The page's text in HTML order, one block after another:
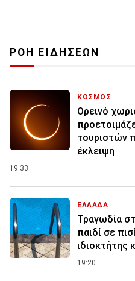
ΡΟΗ ΕΙΔΗΣΕΩΝ
ΚΟΣΜΟΣ
Ορεινό
τουριστών
έκλειψη
19:33
ΕΛΛΑΔΑ
Τραγωδία
παιδί σε
ιδιοκτήτης
19:20